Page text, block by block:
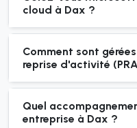
cloud à Dax ?
Comment sont
reprise d'activité
Quel
entreprise à Dax ?